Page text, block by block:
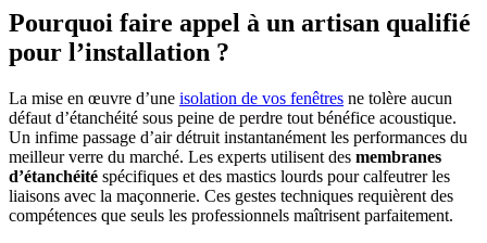
Pourquoi faire appel à un artisan qualifié
pour l’installation ?
La mise en œuvre d’une isolation de vos fenêtres ne tolère aucun
défaut d’étanchéité sous peine de perdre tout bénéfice acoustique.
Un infime passage d’air détruit instantanément les performances du
meilleur verre du marché. Les experts utilisent des membranes
d’étanchéité spécifiques et des mastics lourds pour calfeutrer les
liaisons avec la maçonnerie. Ces gestes techniques requièrent des
compétences que seuls les professionnels maîtrisent parfaitement.